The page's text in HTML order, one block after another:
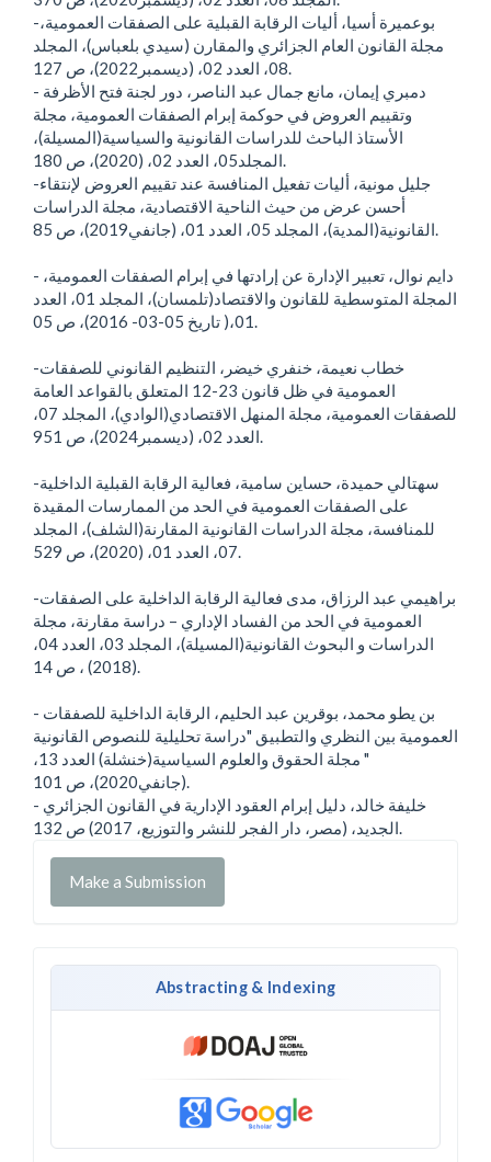
-بوعميرة أسيا، أليات الرقابة القبلية على الصفقات العمومية،
مجلة القانون العام الجزائري والمقارن (سيدي بلعباس)، المجلد
08، العدد 02، (ديسمبر2022)، ص 127.
- دمبري إيمان، مانع جمال عبد الناصر، دور لجنة فتح الأظرفة
وتقييم العروض في حوكمة إبرام الصفقات العمومية، مجلة
الأستاذ الباحث للدراسات القانونية والسياسية(المسيلة)،
المجلد05، العدد 02، (2020)، ص 180.
-جليل مونية، أليات تفعيل المنافسة عند تقييم العروض لإنتقاء
أحسن عرض من حيث الناحية الاقتصادية، مجلة الدراسات
القانونية(المدية)، المجلد 05، العدد 01، (جانفي2019)، ص 85.
- دايم نوال، تعبير الإدارة عن إرادتها في إبرام الصفقات العمومية،
المجلة المتوسطية للقانون والاقتصاد(تلمسان)، المجلد 01، العدد
01،( تاريخ 05-03- 2016)، ص 05.
-خطاب نعيمة، خنفري خيضر، التنظيم القانوني للصفقات
العمومية في ظل قانون 23-12 المتعلق بالقواعد العامة
للصفقات العمومية، مجلة المنهل الاقتصادي(الوادي)، المجلد 07،
العدد 02، (ديسمبر2024)، ص 951.
-سهتالي حميدة، حساين سامية، فعالية الرقابة القبلية الداخلية
على الصفقات العمومية في الحد من الممارسات المقيدة
للمنافسة، مجلة الدراسات القانونية المقارنة(الشلف)، المجلد
07، العدد 01، (2020)، ص 529.
-براهيمي عبد الرزاق، مدى فعالية الرقابة الداخلية على الصفقات
العمومية في الحد من الفساد الإداري – دراسة مقارنة، مجلة
الدراسات و البحوث القانونية(المسيلة)، المجلد 03، العدد 04،
(2018) ، ص 14.
- بن يطو محمد، بوقرين عبد الحليم، الرقابة الداخلية للصفقات
العمومية بين النظري والتطبيق "دراسة تحليلية للنصوص القانونية
" مجلة الحقوق والعلوم السياسية(خنشلة) العدد 13،
(جانفي2020)، ص 101.
- خليفة خالد، دليل إبرام العقود الإدارية في القانون الجزائري
الجديد، (مصر، دار الفجر للنشر والتوزيع، 2017) ص 132.
Make a Submission
Abstracting & Indexing